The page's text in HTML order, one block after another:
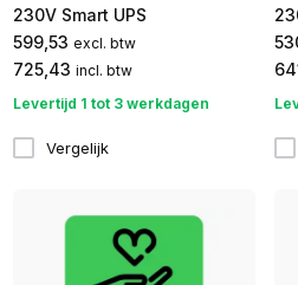
230V Smart UPS
599,53 excl. btw
725,43 incl. btw
Levertijd 1 tot 3 werkdagen
Vergelijk